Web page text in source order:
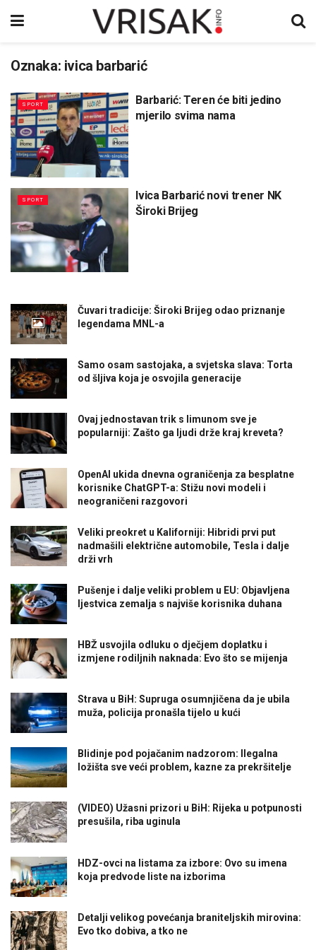
Oznaka: ivica barbarić
SPORT
Barbarić: Teren će biti jedino
mjerilo svima nama
SPORT
Ivica Barbarić novi trener NK
Široki Brijeg
Čuvari tradicije: Široki Brijeg odao priznanje
legendama MNL-a
Samo osam sastojaka, a svjetska slava: Torta
od šljiva koja je osvojila generacije
Ovaj jednostavan trik s limunom sve je
popularniji: Zašto ga ljudi drže kraj kreveta?
OpenAI ukida dnevna ograničenja za besplatne
korisnike ChatGPT-a: Stižu novi modeli i
neograničeni razgovori
Veliki preokret u Kaliforniji: Hibridi prvi put
nadmašili električne automobile, Tesla i dalje
drži vrh
Pušenje i dalje veliki problem u EU: Objavljena
ljestvica zemalja s najviše korisnika duhana
HBŽ usvojila odluku o dječjem doplatku i
izmjene rodiljnih naknada: Evo što se mijenja
Strava u BiH: Supruga osumnjičena da je ubila
muža, policija pronašla tijelo u kući
Blidinje pod pojačanim nadzorom: Ilegalna
ložišta sve veći problem, kazne za prekršitelje
(VIDEO) Užasni prizori u BiH: Rijeka u potpunosti
presušila, riba uginula
HDZ-ovci na listama za izbore: Ovo su imena
koja predvode liste na izborima
Detalji velikog povećanja braniteljskih mirovina:
Evo tko dobiva, a tko ne